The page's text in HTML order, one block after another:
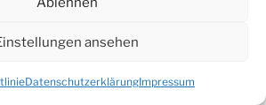
ansehen
DatenschutzerklärungImpressum
Stolz präsentiert von WordPress